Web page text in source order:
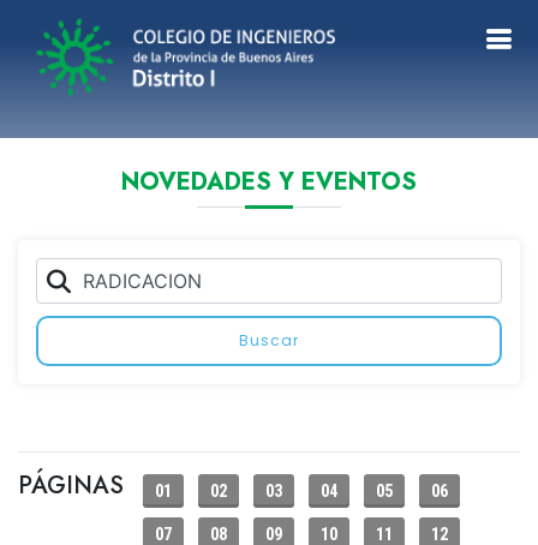
NOVEDADES Y EVENTOS
Buscar
PÁGINAS 01 02 03 04 05 06
07 08 09 10 11 12